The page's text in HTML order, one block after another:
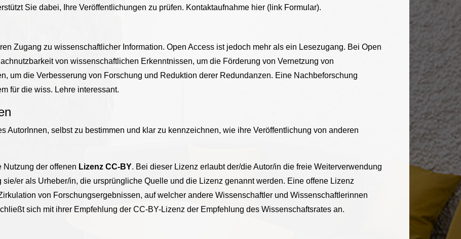
Sie dabei, Ihre Veröffentlichungen zu prüfen. Kontaktaufnahme hier (link Formular).
Zugang zu wissenschaftlicher Information. Open Access ist jedoch mehr als ein Lesezugang. Bei Open
von wissenschaftlichen Erkenntnissen, um die Förderung von Vernetzung von
um die Verbesserung von Forschung und Reduktion derer Redundanzen. Eine Nachbeforschung
für die wiss. Lehre interessant.
AutorInnen, selbst zu bestimmen und klar zu kennzeichnen, wie ihre Veröffentlichung von anderen
Nutzung der offenen Lizenz CC-BY. Bei dieser Lizenz erlaubt der/die Autor/in die freie Weiterverwendung
er als Urheber/in, die ursprüngliche Quelle und die Lizenz genannt werden. Eine offene Lizenz
von Forschungsergebnissen, auf welcher andere Wissenschaftler und Wissenschaftlerinnen
sich mit ihrer Empfehlung der CC-BY-Lizenz der Empfehlung des Wissenschaftsrates an.